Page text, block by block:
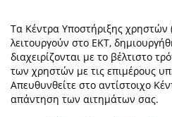
Τα Κέντρα Υποστήριξης
λειτουργούν στο ΕΚΤ,
διαχειρίζονται με το βέλτιστο
των χρηστών με τις επιμέρους
Απευθυνθείτε στο αντίστοιχο
απάντηση των αιτημάτων σας.